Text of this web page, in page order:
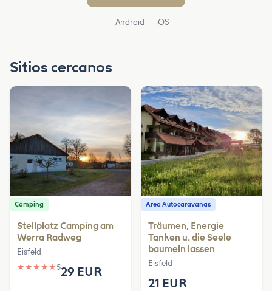
Android iOS
Sitios cercanos
Cámping
Stellplatz Camping am
Werra Radweg
Eisfeld
★ ★ ★ ★ ★529 EUR
Area Autocaravanas
Träumen, Energie
Tanken u. die Seele
baumeln lassen
Eisfeld
21 EUR